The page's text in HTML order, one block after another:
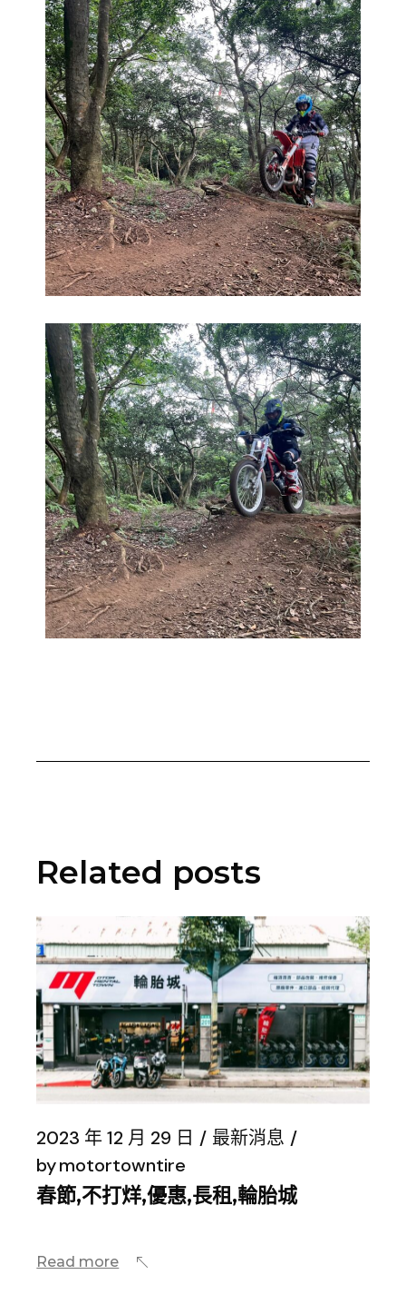
Related posts
2023 年 12 月 29 日
最新消息
bymotortowntire
春節,不打烊,優惠,長租,輪胎城
Read more